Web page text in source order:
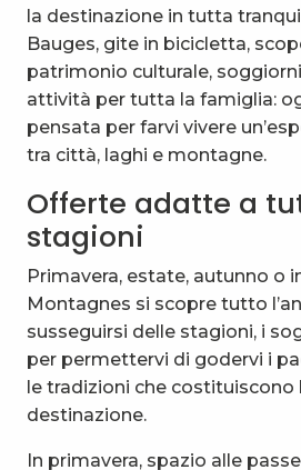
la destinazione in tutta
Bauges, gite in bicicletta,
patrimonio culturale,
attività per tutta la famiglia:
pensata per farvi vivere
tra città, laghi e montagne.
Offerte adatte a
stagioni
Primavera, estate, autunno o
Montagnes si scopre tutto
susseguirsi delle stagioni, i
per permettervi di godervi i
le tradizioni che costituiscono
destinazione.
In primavera, spazio alle